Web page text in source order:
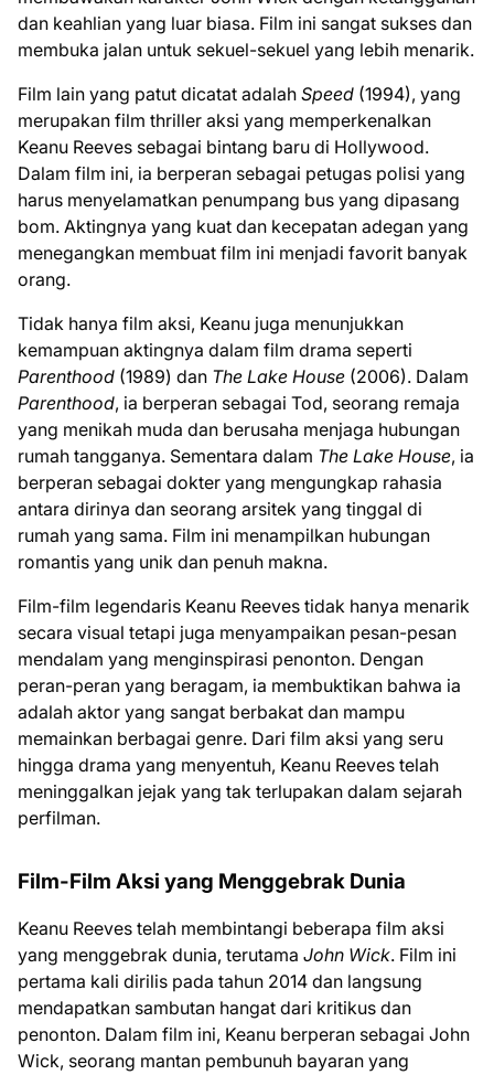
dan keahlian yang luar biasa. Film ini sangat sukses dan
membuka jalan untuk sekuel-sekuel yang lebih menarik.
Film lain yang patut dicatat adalah Speed (1994), yang
merupakan film thriller aksi yang memperkenalkan
Keanu Reeves sebagai bintang baru di Hollywood.
Dalam film ini, ia berperan sebagai petugas polisi yang
harus menyelamatkan penumpang bus yang dipasang
bom. Aktingnya yang kuat dan kecepatan adegan yang
menegangkan membuat film ini menjadi favorit banyak
orang.
Tidak hanya film aksi, Keanu juga menunjukkan
kemampuan aktingnya dalam film drama seperti
Parenthood (1989) dan The Lake House (2006). Dalam
Parenthood, ia berperan sebagai Tod, seorang remaja
yang menikah muda dan berusaha menjaga hubungan
rumah tangganya. Sementara dalam The Lake House, ia
berperan sebagai dokter yang mengungkap rahasia
antara dirinya dan seorang arsitek yang tinggal di
rumah yang sama. Film ini menampilkan hubungan
romantis yang unik dan penuh makna.
Film-film legendaris Keanu Reeves tidak hanya menarik
secara visual tetapi juga menyampaikan pesan-pesan
mendalam yang menginspirasi penonton. Dengan
peran-peran yang beragam, ia membuktikan bahwa ia
adalah aktor yang sangat berbakat dan mampu
memainkan berbagai genre. Dari film aksi yang seru
hingga drama yang menyentuh, Keanu Reeves telah
meninggalkan jejak yang tak terlupakan dalam sejarah
perfilman.
Film-Film Aksi yang Menggebrak Dunia
Keanu Reeves telah membintangi beberapa film aksi
yang menggebrak dunia, terutama John Wick. Film ini
pertama kali dirilis pada tahun 2014 dan langsung
mendapatkan sambutan hangat dari kritikus dan
penonton. Dalam film ini, Keanu berperan sebagai John
Wick, seorang mantan pembunuh bayaran yang